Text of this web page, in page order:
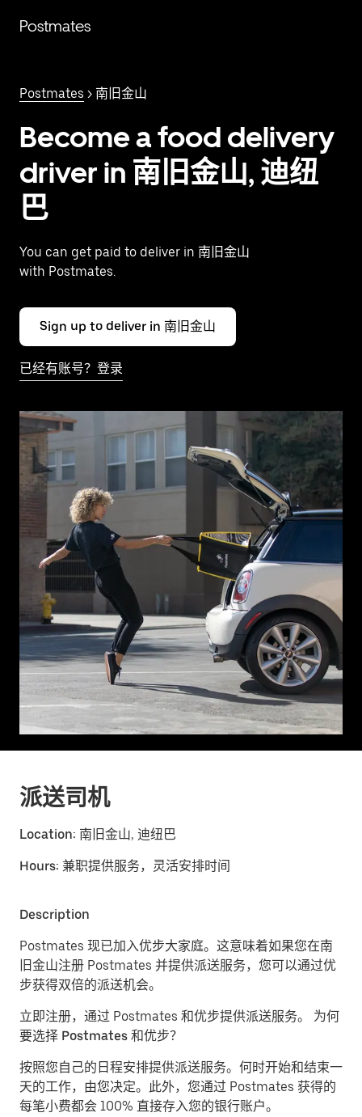
Postmates
Postmates > 南旧金山
Become a food delivery
driver in 南旧金山, 迪纽
巴
You can get paid to deliver in 南旧金山
with Postmates.
Sign up to deliver in 南旧金山
已经有账号？登录
派送司机
Location: 南旧金山, 迪纽巴
Hours: 兼职提供服务，灵活安排时间
Description
Postmates 现已加入优步大家庭。这意味着如果您在南
旧金山注册 Postmates 并提供派送服务，您可以通过优
步获得双倍的派送机会。
立即注册，通过 Postmates 和优步提供派送服务。 为何
要选择 Postmates 和优步？
按照您自己的日程安排提供派送服务。 何时开始和结束一
天的工作，由您决定。此外，您通过 Postmates 获得的
每笔小费都会 100% 直接存入您的银行账户。